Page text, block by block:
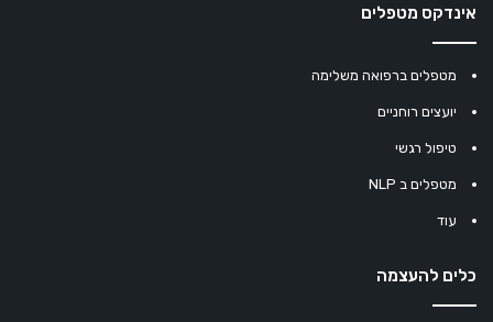
אינדקס מטפלים
מטפלים ברפואה משלימה
יועצים רוחניים
טיפול רגשי
מטפלים ב NLP
עוד
כלים להעצמה